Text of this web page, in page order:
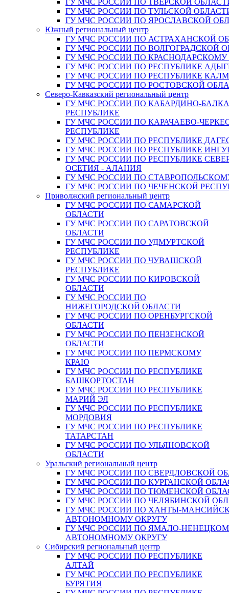
ГУ МЧС РОССИИ ПО ТВЕРСКОЙ
ГУ МЧС РОССИИ ПО ТУЛЬСКОЙ
ГУ МЧС РОССИИ ПО ЯРОСЛАВСКОЙ
Южный региональный центр
ГУ МЧС РОССИИ ПО АСТРАХАНСКОЙ
ГУ МЧС РОССИИ ПО ВОЛГОГРАДСКОЙ
ГУ МЧС РОССИИ ПО
ГУ МЧС РОССИИ ПО РЕСПУБЛИКЕ
ГУ МЧС РОССИИ ПО РЕСПУБЛИКЕ
ГУ МЧС РОССИИ ПО РОСТОВСКОЙ
Северо-Кавказский региональный центр
ГУ МЧС РОССИИ ПО КАБАРДИНО-
РЕСПУБЛИКЕ
ГУ МЧС РОССИИ ПО КАРАЧАЕВО-
РЕСПУБЛИКЕ
ГУ МЧС РОССИИ ПО РЕСПУБЛИКЕ
ГУ МЧС РОССИИ ПО РЕСПУБЛИКЕ
ГУ МЧС РОССИИ ПО РЕСПУБЛИКЕ
ОСЕТИЯ - АЛАНИЯ
ГУ МЧС РОССИИ ПО
ГУ МЧС РОССИИ ПО ЧЕЧЕНСКОЙ
Приволжский региональный центр
ГУ МЧС РОССИИ ПО САМАРСКОЙ
ОБЛАСТИ
ГУ МЧС РОССИИ ПО САРАТОВСКОЙ
ОБЛАСТИ
ГУ МЧС РОССИИ ПО УДМУРТСКОЙ
РЕСПУБЛИКЕ
ГУ МЧС РОССИИ ПО ЧУВАШСКОЙ
РЕСПУБЛИКЕ
ГУ МЧС РОССИИ ПО КИРОВСКОЙ
ОБЛАСТИ
ГУ МЧС РОССИИ ПО
НИЖЕГОРОДСКОЙ ОБЛАСТИ
ГУ МЧС РОССИИ ПО ОРЕНБУРГСКОЙ
ОБЛАСТИ
ГУ МЧС РОССИИ ПО ПЕНЗЕНСКОЙ
ОБЛАСТИ
ГУ МЧС РОССИИ ПО ПЕРМСКОМУ
КРАЮ
ГУ МЧС РОССИИ ПО РЕСПУБЛИКЕ
БАШКОРТОСТАН
ГУ МЧС РОССИИ ПО РЕСПУБЛИКЕ
МАРИЙ ЭЛ
ГУ МЧС РОССИИ ПО РЕСПУБЛИКЕ
МОРДОВИЯ
ГУ МЧС РОССИИ ПО РЕСПУБЛИКЕ
ТАТАРСТАН
ГУ МЧС РОССИИ ПО УЛЬЯНОВСКОЙ
ОБЛАСТИ
Уральский региональный центр
ГУ МЧС РОССИИ ПО СВЕРДЛОВСКОЙ
ГУ МЧС РОССИИ ПО КУРГАНСКОЙ
ГУ МЧС РОССИИ ПО ТЮМЕНСКОЙ
ГУ МЧС РОССИИ ПО ЧЕЛЯБИНСКОЙ
ГУ МЧС РОССИИ ПО ХАНТЫ-
АВТОНОМНОМУ ОКРУГУ
ГУ МЧС РОССИИ ПО ЯМАЛО-
АВТОНОМНОМУ ОКРУГУ
Сибирский региональный центр
ГУ МЧС РОССИИ ПО РЕСПУБЛИКЕ
АЛТАЙ
ГУ МЧС РОССИИ ПО РЕСПУБЛИКЕ
БУРЯТИЯ